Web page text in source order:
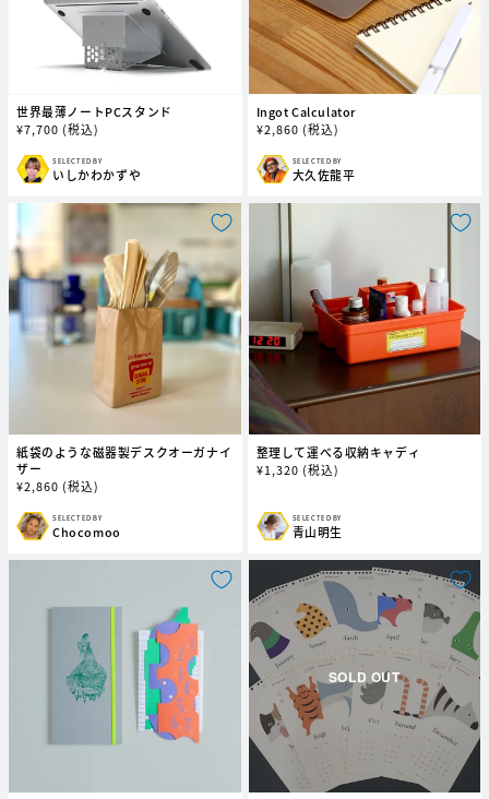
世界最薄ノートPCスタンド
通
価
格
¥7,700 (税込)
SELECTED BY
販
元:
いしかわかずや
Ingot Calculator
通
価
格
¥2,860 (税込)
SELECTED BY
販
元:
大久佐龍平
紙袋のような磁器製デスクオーガナイ
ザー
通
価
格
¥2,860 (税込)
SELECTED BY
販
元:
Chocomoo
整理して運べる収納キャディ
通
格
¥1,320 (税込)
SELECTED BY
販
元:
青山明生